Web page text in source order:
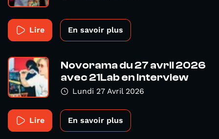
Lire En savoir plus
Novorama du 27 avril 2026
avec 21Lab en interview
Lundi 27 Avril 2026
Lire En savoir plus